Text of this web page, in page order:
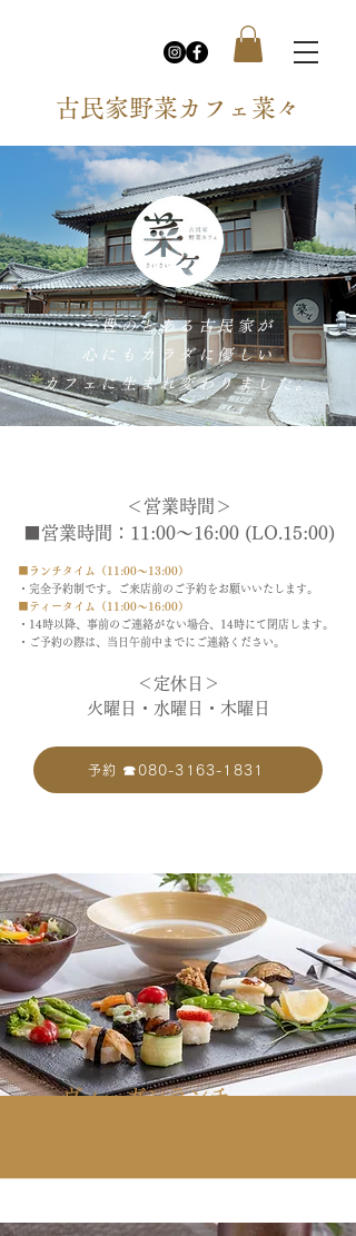
​古民家野菜カフェ菜々
三豊のとある古民家が
心にもカラダに優しい
カフェに生まれ変わりました。
＜営業時間＞
■営業時間：11:00～16:00 (LO.15:00)
■ランチタイム（11:00～13:00）
・完全予約制です。ご来店前のご予約をお願いいたします。
■ティータイム（11:00～16:00）
・14時以降、事前のご連絡がない場合、14時にて閉店します。
・ご予約の際は、当日午前中までにご連絡ください。
＜定休日＞
​火曜日・水曜日・木曜日
予約 ☎080-3163-1831
ヴィーガンランチ